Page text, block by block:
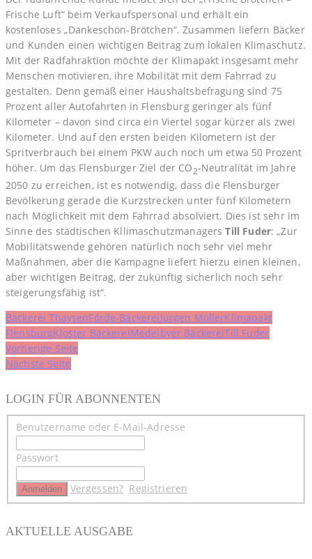
Frische Luft“ beim Verkaufspersonal und erhält ein
kostenloses „Dankeschön-Brötchen“. Zusammen liefern Bäcker
und Kunden einen wichtigen Beitrag zum lokalen Klimaschutz.
Mit der Radfahraktion möchte der Klimapakt insgesamt mehr
Menschen motivieren, ihre Mobilität mit dem Fahrrad zu
gestalten. Denn gemäß einer Haushaltsbefragung sind 75
Prozent aller Autofahrten in Flensburg geringer als fünf
Kilometer – davon sind circa ein Viertel sogar kürzer als zwei
Kilometer. Und auf den ersten beiden Kilometern ist der
Spritverbrauch bei einem PKW auch noch um etwa 50 Prozent
höher. Um das Flensburger Ziel der CO 2-Neutralität im Jahre
2050 zu erreichen, ist es notwendig, dass die Flensburger
Bevölkerung gerade die Kurzstrecken unter fünf Kilometern
nach Möglichkeit mit dem Fahrrad absolviert. Dies ist sehr im
Sinne des städtischen KllimaschutzmanagersTill Fuder: „Zur
Mobilitätswende gehören natürlich noch sehr viel mehr
Maßnahmen, aber die Kampagne liefert hierzu einen kleinen,
aber wichtigen Beitrag, der zukünftig sicherlich noch sehr
steigerungsfähig ist“.
Bäckerei ThaysenFörde-BäckereiJürgen MöllerKlimapakt
FlensburgKloster BäckereiMedelbyer BäckereiTill Fuder
Beitragsnavigation
Vorherige Seite
Nächste Seite
LOGIN FÜR ABONNENTEN
Benutzername oder E-Mail-Adresse
Passwort
Vergessen? Registrieren
AKTUELLE AUSGABE